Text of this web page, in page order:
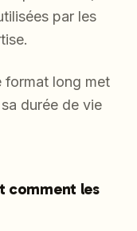
par les
format long met
durée de vie
comment les